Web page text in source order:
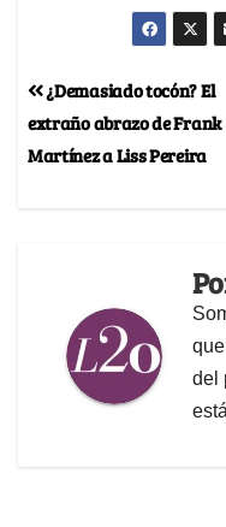
¿Demasiado tocón? El
extraño abrazo de Frank
Martínez a Liss Pereira
del